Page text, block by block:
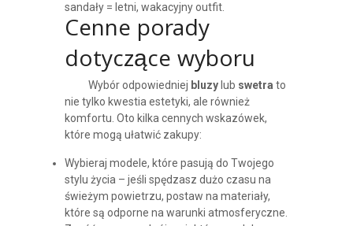
sandały = letni, wakacyjny outfit.
Cenne porady
dotyczące wyboru
Wybór odpowiedniej bluzylub swetra to
nie tylko kwestia estetyki, ale również
komfortu. Oto kilka cennych wskazówek,
które mogą ułatwić zakupy:
Wybieraj modele, które pasują do Twojego
stylu życia – jeśli spędzasz dużo czasu na
świeżym powietrzu, postaw na materiały,
które są odporne na warunki atmosferyczne.